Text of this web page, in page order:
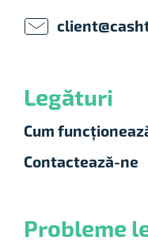
Legături
Cum
Contactează-ne
Probleme